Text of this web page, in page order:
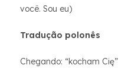
você. Sou eu)
Tradução polonês
Chegando: “kocham Cię”